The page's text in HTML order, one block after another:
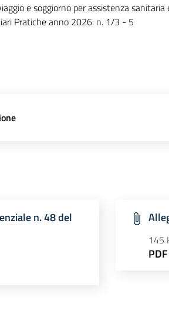
e soggiorno per assistenza
Pratiche anno 2026: n. 1/3 - 5
n. 48 del
145
PDF